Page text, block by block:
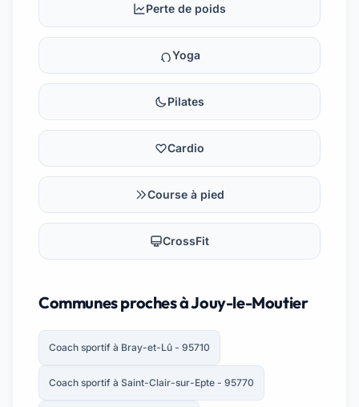
Perte de poids
Yoga
Pilates
Cardio
Course à pied
CrossFit
Communes proches à Jouy-le-Moutier
Coach sportif à Bray-et-Lû - 95710
Coach sportif à Saint-Clair-sur-Epte - 95770